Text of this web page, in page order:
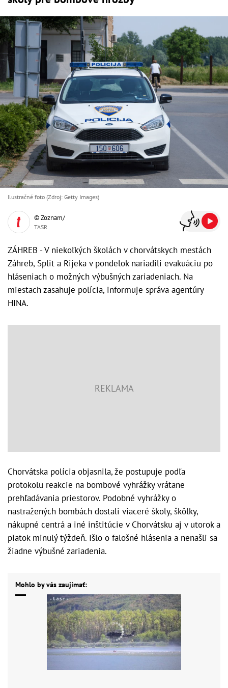
Ilustračné foto (Zdroj: Getty Images)
© Zoznam/
TASR
ZÁHREB - V niekoľkých školách v chorvátskych mestách
Záhreb, Split a Rijeka v pondelok nariadili evakuáciu po
hláseniach o možných výbušných zariadeniach. Na
miestach zasahuje polícia, informuje správa agentúry
HINA.
Chorvátska polícia objasnila, že postupuje podľa
protokolu reakcie na bombové vyhrážky vrátane
prehľadávania priestorov. Podobné vyhrážky o
nastražených bombách dostali viaceré školy, škôlky,
nákupné centrá a iné inštitúcie v Chorvátsku aj v utorok a
piatok minulý týždeň. Išlo o falošné hlásenia a nenašli sa
žiadne výbušné zariadenia.
Mohlo by vás zaujímať: